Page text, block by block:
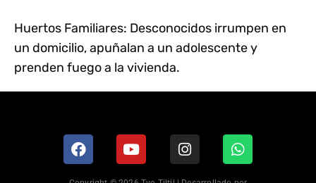
Huertos Familiares: Desconocidos irrumpen en
un domicilio, apuñalan a un adolescente y
prenden fuego a la vivienda.